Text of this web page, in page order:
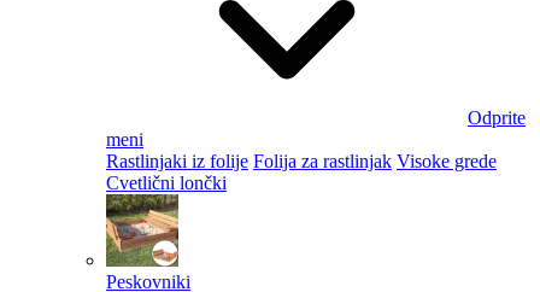
Odprite
meni
Rastlinjaki iz folije Folija za rastlinjak Visoke grede
Cvetlični lončki
Peskovniki